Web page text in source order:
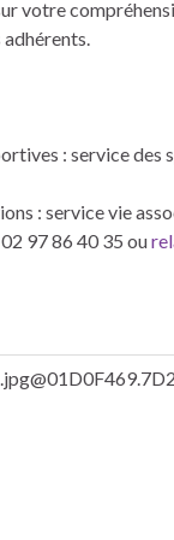
votre
adhérents.
: service des
: service vie
97 86 40 35 ou